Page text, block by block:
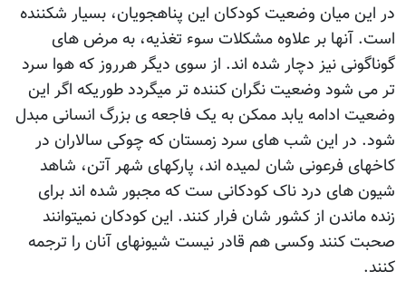
در این میان وضعیت کودکان این پناهجویان، بسیار شکننده
است. آنها بر علاوه مشکلات سوء تغذیه، به مرض های
گوناگونی نیز دچار شده اند. از سوی دیگر هرروز که هوا سرد
تر می شود وضعیت نگران کننده تر میگردد طوریکه اگر این
وضعیت ادامه یابد ممکن به یک فاجعه ی بزرگ انسانی مبدل
شود. در این شب های سرد زمستان که چوکی سالاران در
کاخهای فرعونی شان لمیده اند، پارکهای شهر آتن، شاهد
شیون های درد ناک کودکانی ست که مجبور شده اند برای
زنده ماندن از کشور شان فرار کنند. این کودکان نمیتوانند
صحبت کنند وکسی هم قادر نیست شیونهای آنان را ترجمه
کنند.